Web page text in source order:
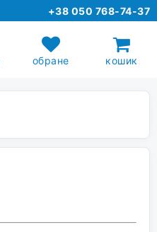
+38 050 768-74-37
обране кошик